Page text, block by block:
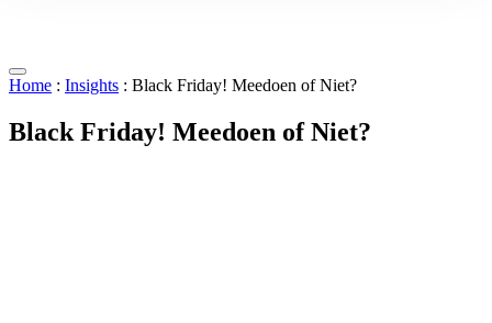
Home : Insights : Black Friday! Meedoen of Niet?
Black Friday! Meedoen of Niet?